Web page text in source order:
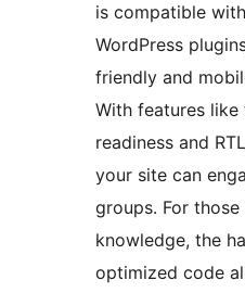
is compatible
WordPress
friendly and
With features like
readiness and
your site can
groups. For
knowledge, the
optimized code